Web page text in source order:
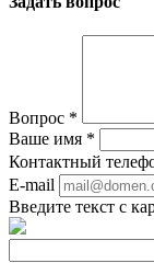
Вопрос *
Ваше имя *
Контактный
E-mail
Введите текст с